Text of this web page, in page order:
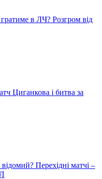
в ЛЧ? Розгром від
Циганкова і битва за
Перехідні матчі –